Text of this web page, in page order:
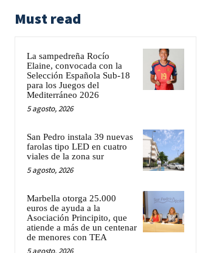
Must read
La sampedreña Rocío
Elaine, convocada con la
Selección Española Sub-18
para los Juegos del
Mediterráneo 2026
5 agosto, 2026
San Pedro instala 39 nuevas
farolas tipo LED en cuatro
viales de la zona sur
5 agosto, 2026
Marbella otorga 25.000
euros de ayuda a la
Asociación Principito, que
atiende a más de un centenar
de menores con TEA